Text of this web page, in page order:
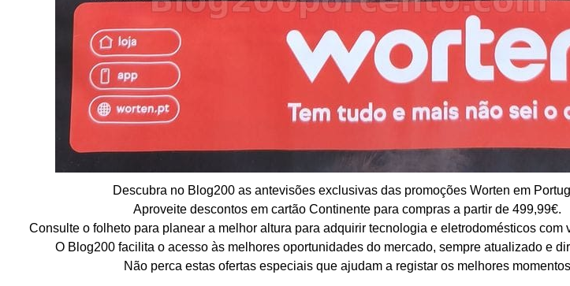
Descubra no Blog200 as antevisões exclusivas das promoções Worten em
Aproveite descontos em cartão Continente para compras a partir de 499,99€.
Consulte o folheto para planear a melhor altura para adquirir tecnologia e eletrodomésticos com
O Blog200 facilita o acesso às melhores oportunidades do mercado, sempre atualizado e
Não perca estas ofertas especiais que ajudam a registar os melhores momentos.